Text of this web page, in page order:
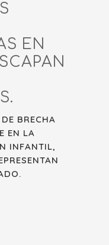
EN
BRECHA
EN LA
INFANTIL,